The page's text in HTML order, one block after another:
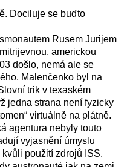
Dociluje se buďto
Rusem Jurijem
americkou
došlo, nemá ale se
Malenčenko byl na
trik v texaském
jedna strana není fyzicky
virtuálně na plátně.
agentura nebyly touto
vyjasnění úmyslu
použití zdrojů ISS.